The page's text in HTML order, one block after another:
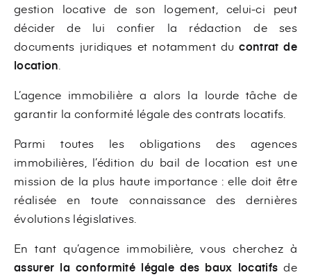
gestion locative de son logement, celui-ci peut
décider de lui confier la rédaction de ses
documents juridiques et notamment ducontrat de
location
L’agence immobilière a alors la lourde tâche de
garantir la conformité légale des contrats locatifs.
Parmi toutes les obligations des agences
immobilières, l’édition du bail de location est une
mission de la plus haute importance : elle doit être
réalisée en toute connaissance des dernières
évolutions législatives.
En tant qu’agence immobilière, vous cherchez à
assurer la conformité légale des baux locatifs de